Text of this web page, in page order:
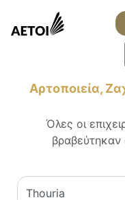
Αρτοποιεία,
Όλες οι
βραβεύτηκαν